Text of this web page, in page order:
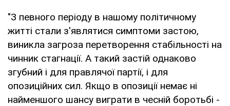
"З певного періоду в нашому політичному
житті стали з'являтися симптоми застою,
виникла загроза перетворення стабільності на
чинник стагнації. А такий застій однаково
згубний і для правлячої партії, і для
опозиційних сил. Якщо в опозиції немає ні
найменшого шансу виграти в чесній боротьбі -